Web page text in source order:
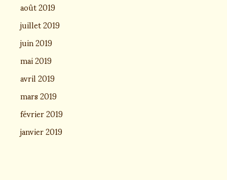
août 2019
juillet 2019
juin 2019
mai 2019
avril 2019
mars 2019
février 2019
janvier 2019